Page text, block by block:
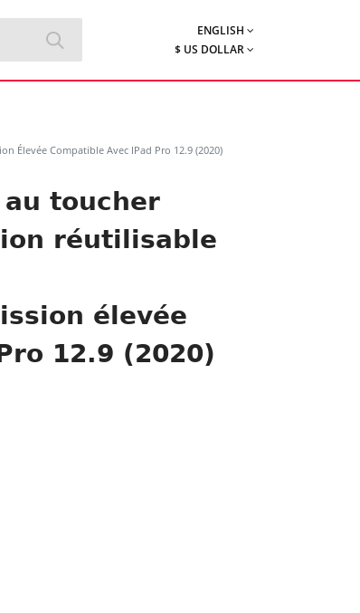
ENGLISH
$ US DOLLAR
Élevée Compatible Avec IPad Pro 12.9 (2020)
toucher
réutilisable
élevée
12.9 (2020)